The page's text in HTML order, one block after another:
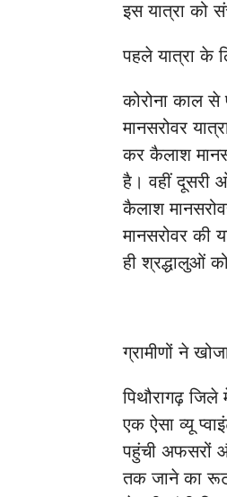
इस यात्रा को
पहले यात्रा के
कोरोना काल
मानसरोवर
कर कैलाश
है। वहीं दूसरी
कैलाश
मानसरोवर
ही श्रद्धालुओं
ग्रामीणों ने
पिथौरागढ़
एक ऐसा व्यू
पहुंची अफसरों
तक जाने का